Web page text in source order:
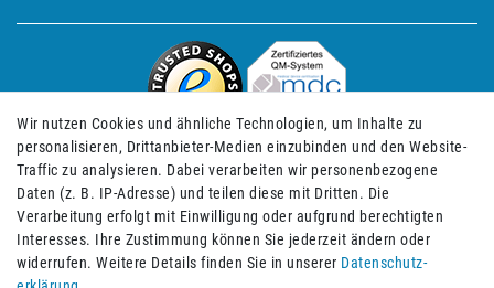
Impressum Daten­schutz­erklärung AGB
Wir nutzen Cookies und ähnliche Technologien, um Inhalte zu
personalisieren, Drittanbieter-Medien einzubinden und den Website-
Traffic zu analysieren. Dabei verarbeiten wir personenbezogene
Daten (z. B. IP-Adresse) und teilen diese mit Dritten. Die
Verarbeitung erfolgt mit Einwilligung oder aufgrund berechtigten
Interesses. Ihre Zustimmung können Sie jederzeit ändern oder
widerrufen. Weitere Details finden Sie in unserer Daten­schutz­